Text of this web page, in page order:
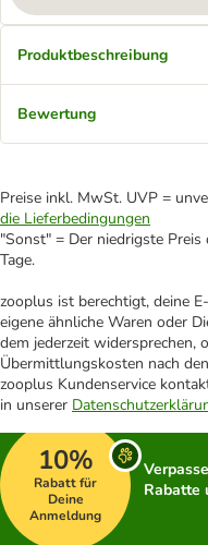
Produktbeschreibung
Bewertung
Preise inkl. MwSt. UVP =
die Lieferbedingungen
"Sonst" = Der niedrigste
Tage.
zooplus ist berechtigt, deine
eigene ähnliche Waren oder
dem jederzeit widersprechen,
Übermittlungskosten nach
zooplus Kundenservice
in unserer
10%
Rabatt für
Deine
Anmeldung
Rabatte